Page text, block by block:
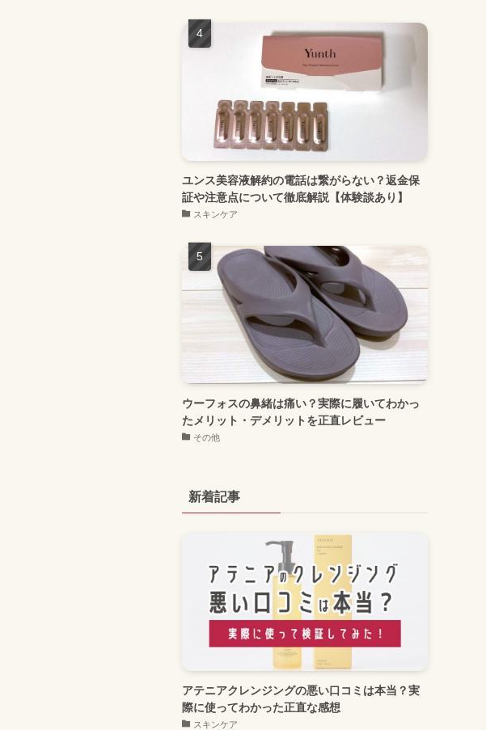
ユンス美容液解約の電話は繋がらない？返金保
証や注意点について徹底解説【体験談あり】
スキンケア
ウーフォスの鼻緒は痛い？実際に履いてわかっ
たメリット・デメリットを正直レビュー
その他
新着記事
アテニアクレンジングの悪い口コミは本当？実
際に使ってわかった正直な感想
スキンケア